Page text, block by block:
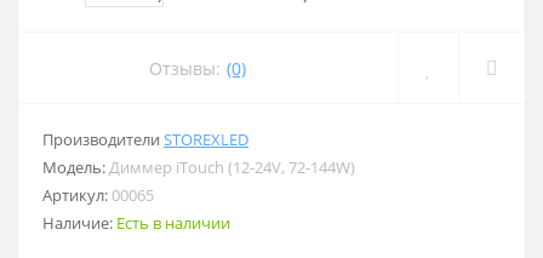
Отзывы: (0)
Производители STOREXLED
Модель:Диммер iTouch (12-24V, 72-144W)
Артикул:00065
Наличие: Есть в наличии